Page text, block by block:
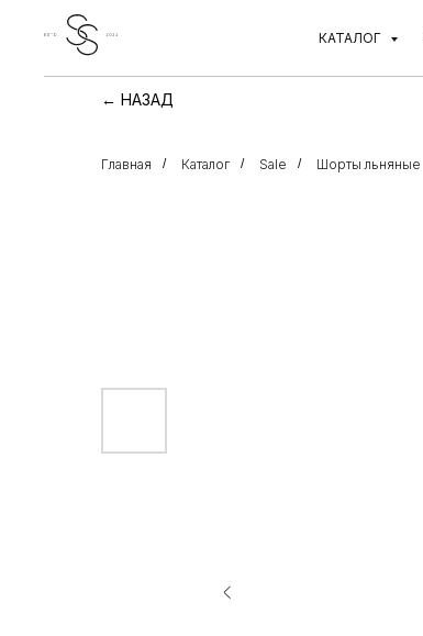
КАТАЛОГ
← НАЗАД
Главная / Каталог / Sale / Шорты льняные